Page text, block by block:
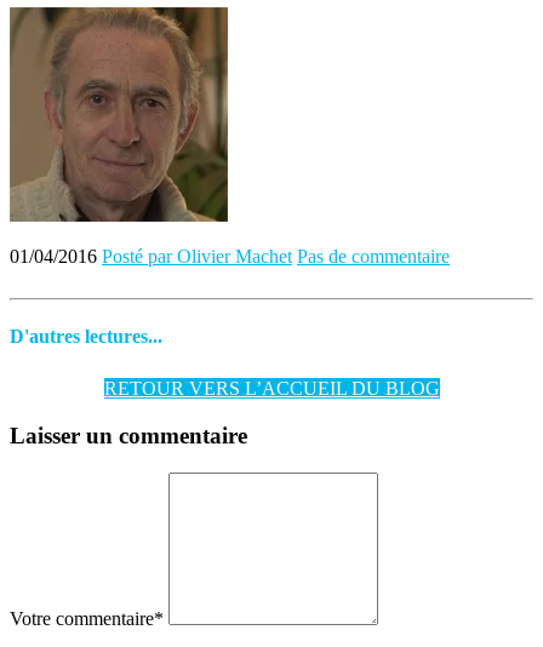
01/04/2016 Posté par Olivier Machet Pas de commentaire
D'autres lectures...
RETOUR VERS L’ACCUEIL DU BLOG
Laisser un commentaire
Votre commentaire*